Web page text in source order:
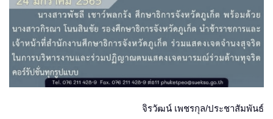
จิรวัฒน์ เพชรกุล/ประชาสัมพันธ์